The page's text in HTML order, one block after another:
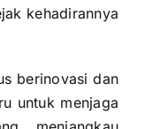
kehadirannya
berinovasi dan
untuk menjaga